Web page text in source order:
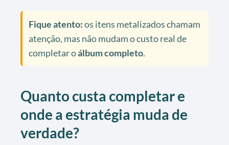
Fique atento:os itens metalizados chamam
atenção, mas não mudam o custo real de
completar oálbum completo.
Quanto custa completar e
onde a estratégia muda de
verdade?